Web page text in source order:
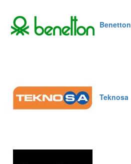
Benetton
Teknosa